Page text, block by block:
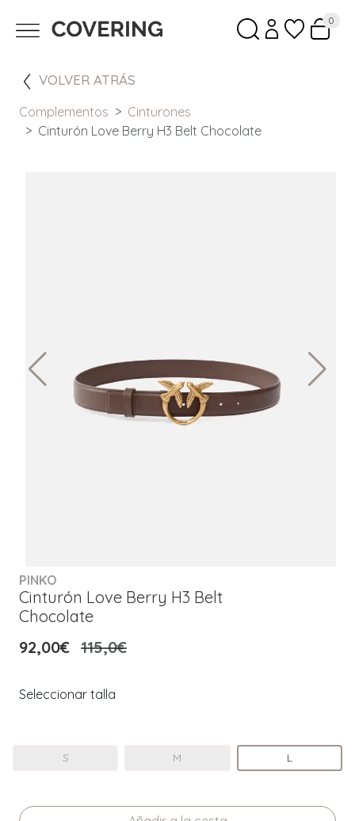
0
VOLVER ATRÁS
Complementos
Cinturones
Cinturón Love Berry H3 Belt Chocolate
PINKO
Cinturón Love Berry H3 Belt
Chocolate
92,00€ 115,0€
Seleccionar talla
S M L